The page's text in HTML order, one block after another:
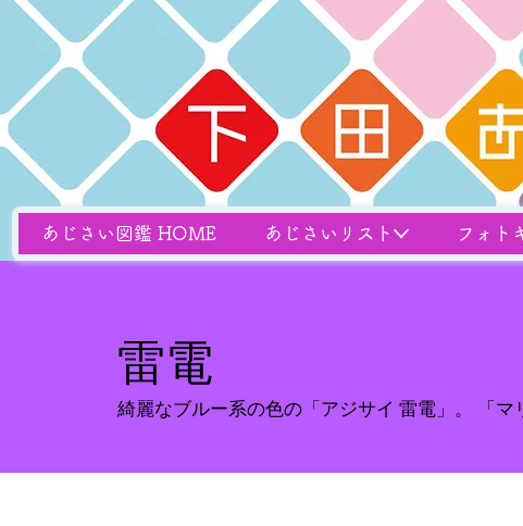
あじさい図鑑 HOME あじさいリスト フォト
雷電
綺麗なブルー系の色の「アジサイ 雷電」。 「マ